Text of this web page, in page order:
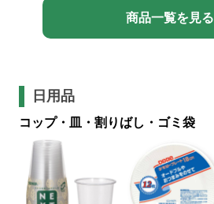
商品一覧を見る
日用品
コップ・皿・割りばし・ゴミ袋